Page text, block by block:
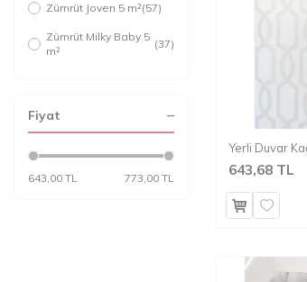
Zümrüt Joven 5 m²(57)
Zümrüt Milky Baby 5
m²
(37)
Fiyat
643,00 TL 773,00 TL
Yerli Duvar
643,68 TL